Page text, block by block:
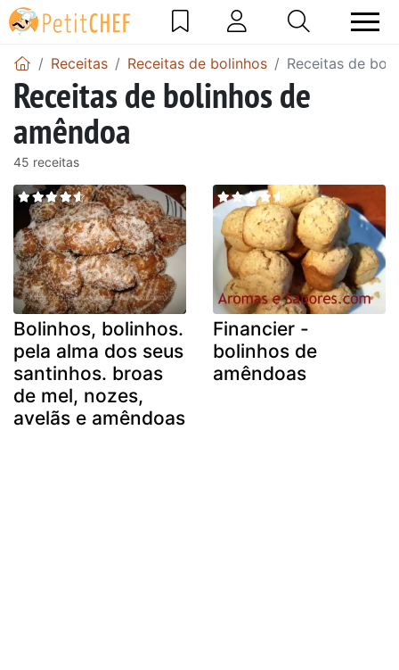
Receitas Receitas de bolinhos Receitas de
Receitas de bolinhos de
amêndoa
45 receitas
Bolinhos, bolinhos.
pela alma dos seus
santinhos. broas
de mel, nozes,
avelãs e amêndoas
Financier -
bolinhos de
amêndoas